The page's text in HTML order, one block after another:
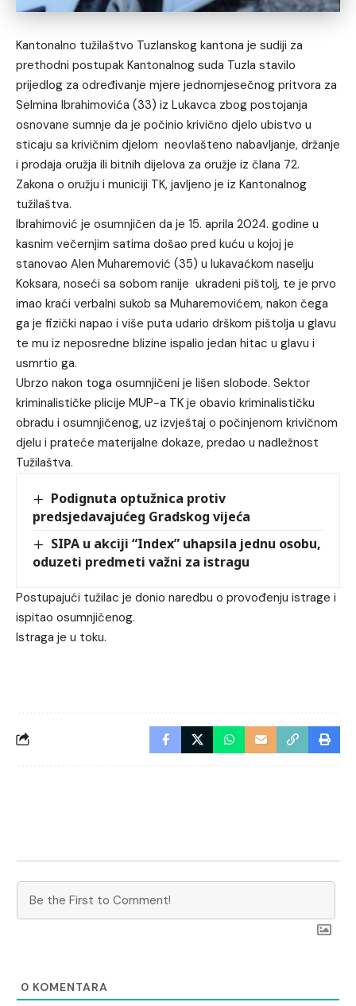
Kantonalno tužilaštvo Tuzlanskog kantona je sudiji za
prethodni postupak Kantonalnog suda Tuzla stavilo
prijedlog za određivanje mjere jednomjesečnog pritvora za
Selmina Ibrahimovića (33) iz Lukavca zbog postojanja
osnovane sumnje da je počinio krivično djelo ubistvo u
sticaju sa krivičnim djelom neovlašteno nabavljanje, držanje
i prodaja oružja ili bitnih dijelova za oružje iz člana 72.
Zakona o oružju i municiji TK, javljeno je iz Kantonalnog
tužilaštva.
Ibrahimović je osumnjičen da je 15. aprila 2024. godine u
kasnim večernjim satima došao pred kuću u kojoj je
stanovao Alen Muharemović (35) u lukavaćkom naselju
Koksara, noseći sa sobom ranije ukradeni pištolj, te je prvo
imao kraći verbalni sukob sa Muharemovićem, nakon čega
ga je fizički napao i više puta udario drškom pištolja u glavu
te mu iz neposredne blizine ispalio jedan hitac u glavu i
usmrtio ga.
Ubrzo nakon toga osumnjičeni je lišen slobode. Sektor
kriminalističke plicije MUP-a TK je obavio kriminalističku
obradu i osumnjičenog, uz izvještaj o počinjenom krivičnom
djelu i prateće materijalne dokaze, predao u nadležnost
Tužilaštva.
Podignuta optužnica protiv
predsjedavajućeg Gradskog vijeća
SIPA u akciji “Index” uhapsila jednu osobu,
oduzeti predmeti važni za istragu
Postupajući tužilac je donio naredbu o provođenju istrage i
ispitao osumnjičenog.
Istraga je u toku.
0 KOMENTARA